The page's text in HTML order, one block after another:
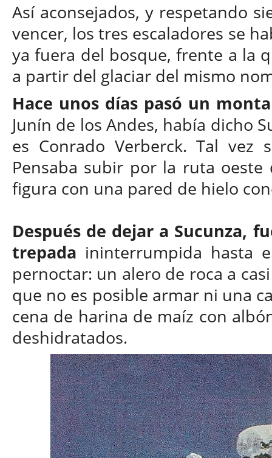
Así aconsejados, y respetando
vencer, los tres escaladores se
ya fuera del bosque, frente a la
a partir del glaciar del mismo
Hace unos días pasó un
Junín de los Andes, había dicho
es Conrado Verberck. Tal
Pensaba subir por la ruta
figura con una pared de hielo
Después de dejar a Sucunza,
trepada ininterrumpida hasta
pernoctar: un alero de roca a
que no es posible armar ni una
cena de harina de maíz con
deshidratados.